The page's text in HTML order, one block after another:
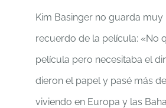
Kim Basinger no guarda muy
recuerdo de la película: «No
película pero necesitaba el
dieron el papel y pasé más
viviendo en Europa y las